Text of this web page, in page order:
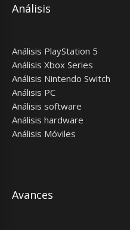
Análisis
Análisis PlayStation 5
Análisis Xbox Series
Análisis Nintendo Switch
Análisis PC
Análisis software
Análisis hardware
Análisis Móviles
Avances